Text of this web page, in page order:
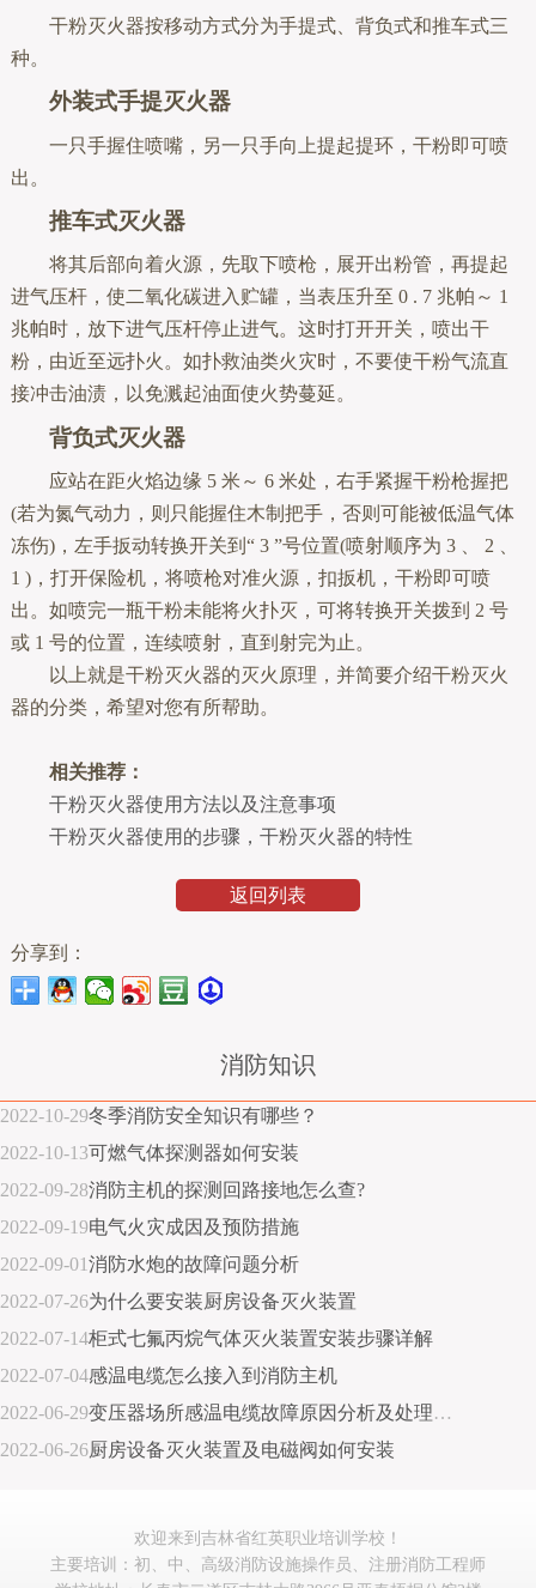
干粉灭火器按移动方式分为手提式、背负式和推车式三
种。
外装式手提灭火器
一只手握住喷嘴，另一只手向上提起提环，干粉即可喷
出。
推车式灭火器
将其后部向着火源，先取下喷枪，展开出粉管，再提起
进气压杆，使二氧化碳进入贮罐，当表压升至 0 . 7 兆帕～ 1
兆帕时，放下进气压杆停止进气。这时打开开关，喷出干
粉，由近至远扑火。如扑救油类火灾时，不要使干粉气流直
接冲击油渍，以免溅起油面使火势蔓延。
背负式灭火器
应站在距火焰边缘 5 米～ 6 米处，右手紧握干粉枪握把
(若为氮气动力，则只能握住木制把手，否则可能被低温气体
冻伤)，左手扳动转换开关到“ 3 ”号位置(喷射顺序为 3 、 2 、
1 )，打开保险机，将喷枪对准火源，扣扳机，干粉即可喷
出。如喷完一瓶干粉未能将火扑灭，可将转换开关拨到 2 号
或 1 号的位置，连续喷射，直到射完为止。
以上就是干粉灭火器的灭火原理，并简要介绍干粉灭火
器的分类，希望对您有所帮助。
相关推荐：
干粉灭火器使用方法以及注意事项
干粉灭火器使用的步骤，干粉灭火器的特性
返回列表
分享到：
消防知识
2022-10-29冬季消防安全知识有哪些？
2022-10-13可燃气体探测器如何安装
2022-09-28消防主机的探测回路接地怎么查?
2022-09-19电气火灾成因及预防措施
2022-09-01消防水炮的故障问题分析
2022-07-26为什么要安装厨房设备灭火装置
2022-07-14柜式七氟丙烷气体灭火装置安装步骤详解
2022-07-04感温电缆怎么接入到消防主机
2022-06-29变压器场所感温电缆故障原因分析及处理措施
2022-06-26厨房设备灭火装置及电磁阀如何安装
欢迎来到吉林省红英职业培训学校！
主要培训：初、中、高级消防设施操作员、注册消防工程师